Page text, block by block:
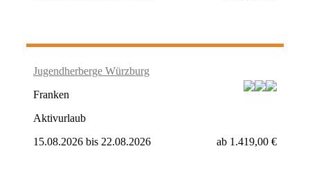
Jugendherberge Würzburg
Franken
Aktivurlaub
15.08.2026 bis 22.08.2026 ab 1.419,00 €